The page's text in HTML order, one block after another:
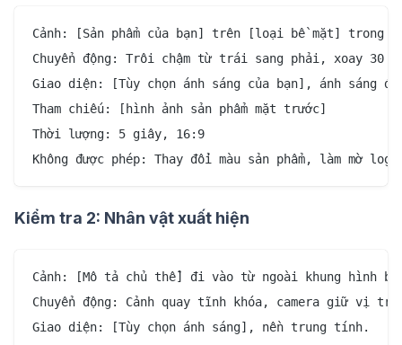
Cảnh: [Sản phẩm của bạn] trên [loại bề mặt] trong
Chuyển động: Trôi chậm từ trái sang phải, xoay 30
Giao diện: [Tùy chọn ánh sáng của bạn], ánh sáng
Tham chiếu: [hình ảnh sản phẩm mặt trước]
Thời lượng: 5 giây, 16:9
Kiểm tra 2: Nhân vật xuất hiện
Cảnh: [Mô tả chủ thể] đi vào từ ngoài khung hình
Chuyển động: Cảnh quay tĩnh khóa, camera giữ vị
Giao diện: [Tùy chọn ánh sáng], nền trung tính.